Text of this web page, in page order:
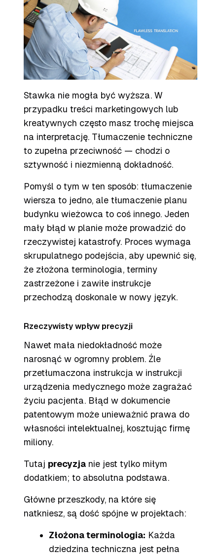
Stawka nie mogła być wyższa. W
przypadku treści marketingowych lub
kreatywnych często masz trochę miejsca
na interpretację. Tłumaczenie techniczne
to zupełna przeciwność — chodzi o
sztywność i niezmienną dokładność.
Pomyśl o tym w ten sposób: tłumaczenie
wiersza to jedno, ale tłumaczenie planu
budynku wieżowca to coś innego. Jeden
mały błąd w planie może prowadzić do
rzeczywistej katastrofy. Proces wymaga
skrupulatnego podejścia, aby upewnić się,
że złożona terminologia, terminy
zastrzeżone i zawiłe instrukcje
przechodzą doskonale w nowy język.
Rzeczywisty wpływ precyzji
Nawet mała niedokładność może
narosnąć w ogromny problem. Źle
przetłumaczona instrukcja w instrukcji
urządzenia medycznego może zagrażać
życiu pacjenta. Błąd w dokumencie
patentowym może unieważnić prawa do
własności intelektualnej, kosztując firmę
miliony.
Tutaj precyzja nie jest tylko miłym
dodatkiem; to absolutna podstawa.
Główne przeszkody, na które się
natkniesz, są dość spójne w projektach:
Złożona terminologia: Każda
dziedzina techniczna jest pełna